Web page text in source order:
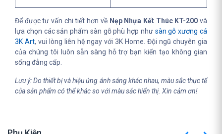
Để được tư vấn chi tiết hơn về Nẹp Nhựa Kết Thúc KT-200 và
lựa chọn các sản phẩm sàn gỗ phù hợp như sàn gỗ xương cá
3K Art, vui lòng liên hệ ngay với 3K Home. Đội ngũ chuyên gia
của chúng tôi luôn sẵn sàng hỗ trợ bạn kiến tạo không gian
sống đẳng cấp.
Lưu ý: Do thiết bị và hiệu ứng ánh sáng khác nhau, màu sắc thực tế
của sản phẩm có thể khác so với màu sắc hiển thị. Xin cảm ơn!